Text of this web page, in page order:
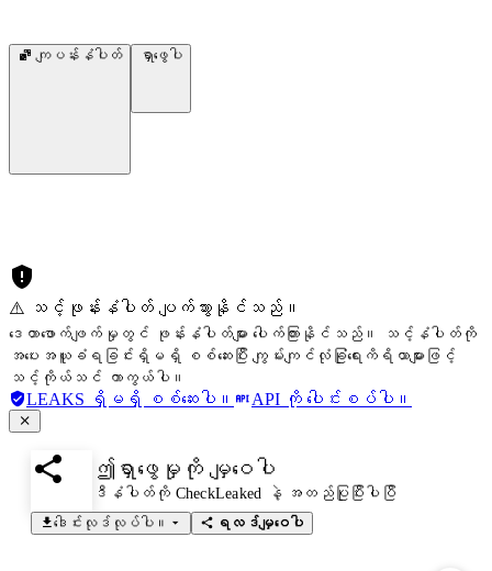
ကျပန်းနံပါတ် ရှာဖွေပါ
⚠️ သင့်ဖုန်းနံပါတ် ပျက်သွားနိုင်သည်။
ဒေတာဖောက်ဖျက်မှုတွင် ဖုန်းနံပါတ်များ ပေါက်ကြားနိုင်သည်။ သင့်နံပါတ်ကို
အပေးအယူခံရခြင်းရှိမရှိ စစ်ဆေးပြီး ကျွမ်းကျင်လုံခြုံရေးကိရိယာများဖြင့်
သင့်ကိုယ်သင် ကာကွယ်ပါ။
LEAKS ရှိမရှိ စစ်ဆေးပါ။ API ကို ပေါင်းစပ်ပါ။
ဤရှာဖွေမှုကို မျှဝေပါ
ဒီနံပါတ်ကို CheckLeaked နဲ့ အတည်ပြုပြီးပါပြီ
ဒေါင်းလုဒ်လုပ်ပါ။
ရလဒ်မျှဝေပါ